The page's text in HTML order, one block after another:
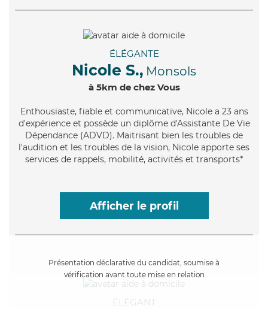
ÉLÉGANTE
Nicole S., Monsols
à 5km de chez Vous
Enthousiaste, fiable et communicative, Nicole a 23 ans
d'expérience et possède un diplôme d'Assistante De Vie
Dépendance (ADVD). Maitrisant bien les troubles de
l'audition et les troubles de la vision, Nicole apporte ses
services de rappels, mobilité, activités et transports*
Afficher le profil
Présentation déclarative du candidat, soumise à
vérification avant toute mise en relation
ÉLÉGANT